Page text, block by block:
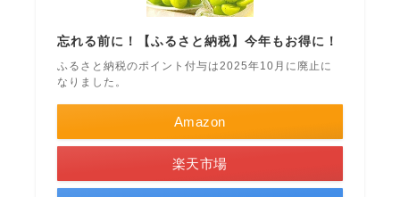
忘れる前に！【ふるさと納税】今年もお得に！
ふるさと納税のポイント付与は2025年10月に廃止に
なりました。
Amazon
楽天市場